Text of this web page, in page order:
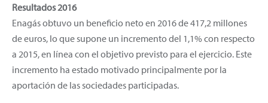
Resultados 2016
Enagás obtuvo un beneficio neto en 2016 de 417,2 millones
de euros, lo que supone un incremento del 1,1% con respecto
a 2015, en línea con el objetivo previsto para el ejercicio. Este
incremento ha estado motivado principalmente por la
aportación de las sociedades participadas.